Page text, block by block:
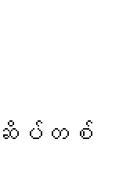
ပ်တစ်